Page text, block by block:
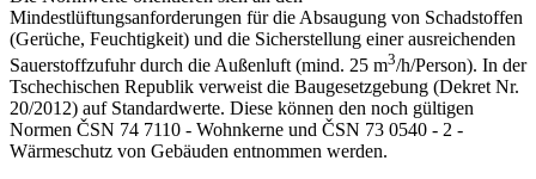
Mindestlüftungsanforderungen für die Absaugung von Schadstoffen
(Gerüche, Feuchtigkeit) und die Sicherstellung einer ausreichenden
Sauerstoffzufuhr durch die Außenluft (mind. 25 m3/h/Person). In der
Tschechischen Republik verweist die Baugesetzgebung (Dekret Nr.
20/2012) auf Standardwerte. Diese können den noch gültigen
Normen ČSN 74 7110 - Wohnkerne und ČSN 73 0540 - 2 -
Wärmeschutz von Gebäuden entnommen werden.